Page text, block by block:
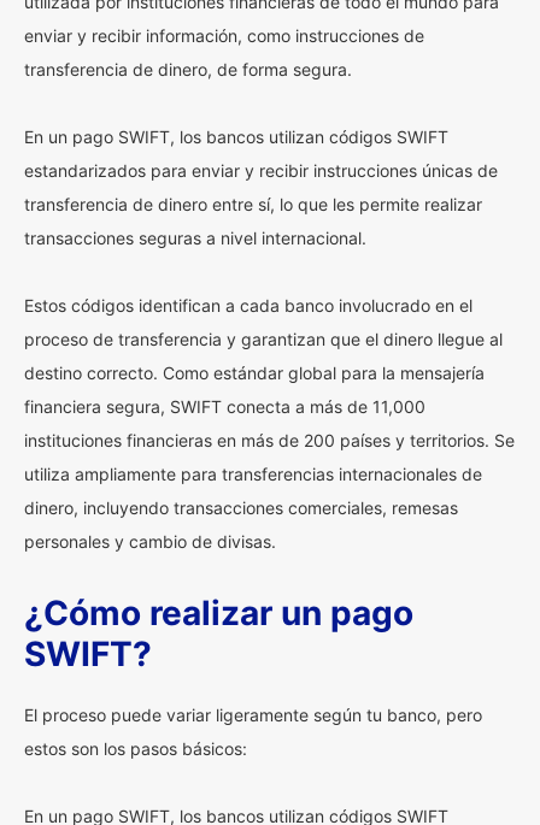
enviar y recibir información, como instrucciones de
transferencia de dinero, de forma segura.
En un pago SWIFT, los bancos utilizan códigos SWIFT
estandarizados para enviar y recibir instrucciones únicas de
transferencia de dinero entre sí, lo que les permite realizar
transacciones seguras a nivel internacional.
Estos códigos identifican a cada banco involucrado en el
proceso de transferencia y garantizan que el dinero llegue al
destino correcto. Como estándar global para la mensajería
financiera segura, SWIFT conecta a más de 11,000
instituciones financieras en más de 200 países y territorios. Se
utiliza ampliamente para transferencias internacionales de
dinero, incluyendo transacciones comerciales, remesas
personales y cambio de divisas.
¿Cómo realizar un pago
SWIFT?
El proceso puede variar ligeramente según tu banco, pero
estos son los pasos básicos:
En un pago SWIFT, los bancos utilizan códigos SWIFT